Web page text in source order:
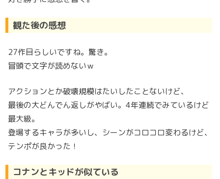
観た後の感想
27作目らしいですね。驚き。
冒頭で文字が読めないｗ
アクションとか破壊規模はたいしたことないけど、
最後の大どんでん返しがやばい。4年連続でみているけど
最大級。
登場するキャラが多いし、シーンがコロコロ変わるけど、
テンポが良かった！
コナンとキッドが似ている